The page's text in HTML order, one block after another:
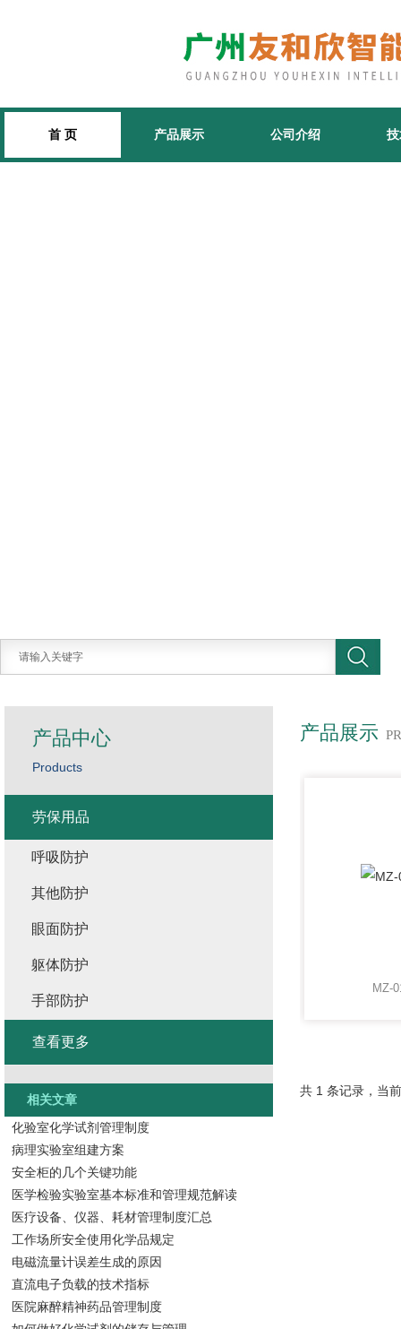
首 页 产品展示 公司介绍
产品展示
MZ-
共 1 条记录，当
产品中心
Products
劳保用品
呼吸防护
其他防护
眼面防护
躯体防护
手部防护
查看更多
相关文章
化验室化学试剂管理制度
病理实验室组建方案
安全柜的几个关键功能
医学检验实验室基本标准和管理规范解读
医疗设备、仪器、耗材管理制度汇总
工作场所安全使用化学品规定
电磁流量计误差生成的原因
直流电子负载的技术指标
医院麻醉精神药品管理制度